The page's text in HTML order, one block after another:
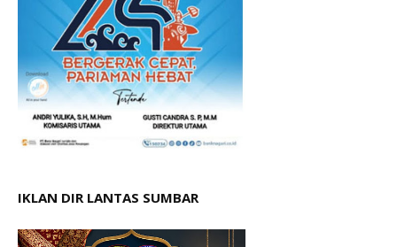
IKLAN DIR LANTAS SUMBAR